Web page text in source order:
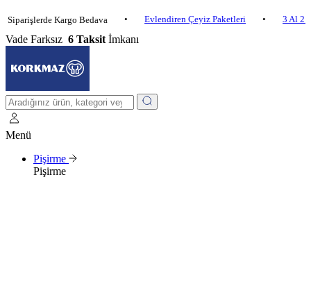
Kargo Bedava • Evlendiren Çeyiz Paketleri • 3 Al 2 Öde
Vade Farksız 6 Taksit İmkanı
Menü
Pişirme
Pişirme